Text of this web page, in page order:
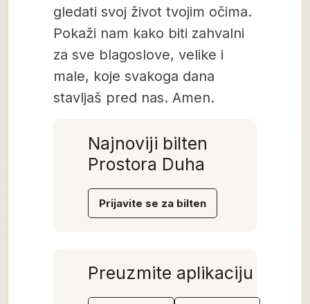
gledati svoj život tvojim očima.
Pokaži nam kako biti zahvalni
za sve blagoslove, velike i
male, koje svakoga dana
stavljaš pred nas. Amen.
Najnoviji bilten
Prostora Duha
Prijavite se za bilten
Preuzmite aplikaciju